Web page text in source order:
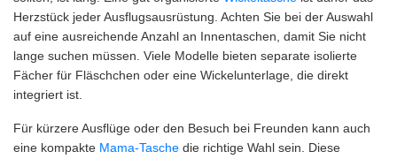
Herzstück jeder Ausflugsausrüstung. Achten Sie bei der Auswahl
auf eine ausreichende Anzahl an Innentaschen, damit Sie nicht
lange suchen müssen. Viele Modelle bieten separate isolierte
Fächer für Fläschchen oder eine Wickelunterlage, die direkt
integriert ist.
Für kürzere Ausflüge oder den Besuch bei Freunden kann auch
eine kompakte Mama-Tasche die richtige Wahl sein. Diese